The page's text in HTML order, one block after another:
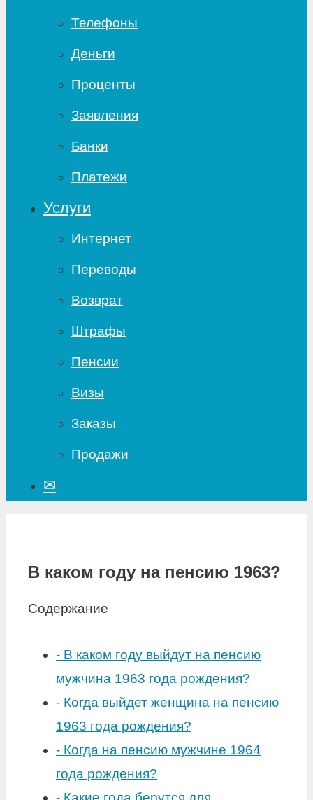
Телефоны
Деньги
Проценты
Заявления
Банки
Платежи
Услуги
Интернет
Переводы
Возврат
Штрафы
Пенсии
Визы
Заказы
Продажи
✉
В каком году на пенсию 1963?
Содержание
- В каком году выйдут на пенсию
мужчина 1963 года рождения?
- Когда выйдет женщина на пенсию
1963 года рождения?
- Когда на пенсию мужчине 1964
года рождения?